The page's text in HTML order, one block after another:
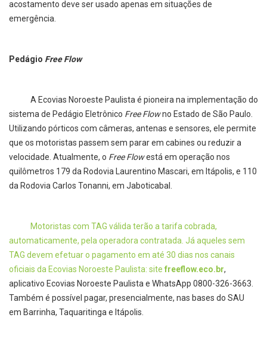
acostamento deve ser usado apenas em situações de
emergência.
Pedágio Free Flow
A Ecovias Noroeste Paulista é pioneira na implementação do
sistema de Pedágio Eletrônico Free Flowno Estado de São Paulo.
Utilizando pórticos com câmeras, antenas e sensores, ele permite
que os motoristas passem sem parar em cabines ou reduzir a
velocidade. Atualmente, o Free Flowestá em operação nos
quilômetros 179 da Rodovia Laurentino Mascari, em Itápolis, e 110
da Rodovia Carlos Tonanni, em Jaboticabal.
Motoristas com TAG válida terão a tarifa cobrada,
automaticamente, pela operadora contratada. Já aqueles sem
TAG devem efetuar o pagamento em até 30 dias nos canais
oficiais da Ecovias Noroeste Paulista: site freeflow.eco.br,
aplicativo Ecovias Noroeste Paulista e WhatsApp 0800-326-3663.
Também é possível pagar, presencialmente, nas bases do SAU
em Barrinha, Taquaritinga e Itápolis.